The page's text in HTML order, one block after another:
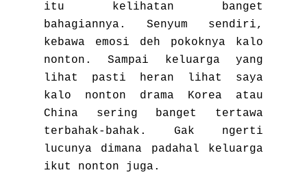
itu kelihatan banget
bahagiannya. Senyum sendiri,
kebawa emosi deh pokoknya kalo
nonton. Sampai keluarga yang
lihat pasti heran lihat saya
kalo nonton drama Korea atau
China sering banget tertawa
terbahak-bahak. Gak ngerti
lucunya dimana padahal keluarga
ikut nonton juga.